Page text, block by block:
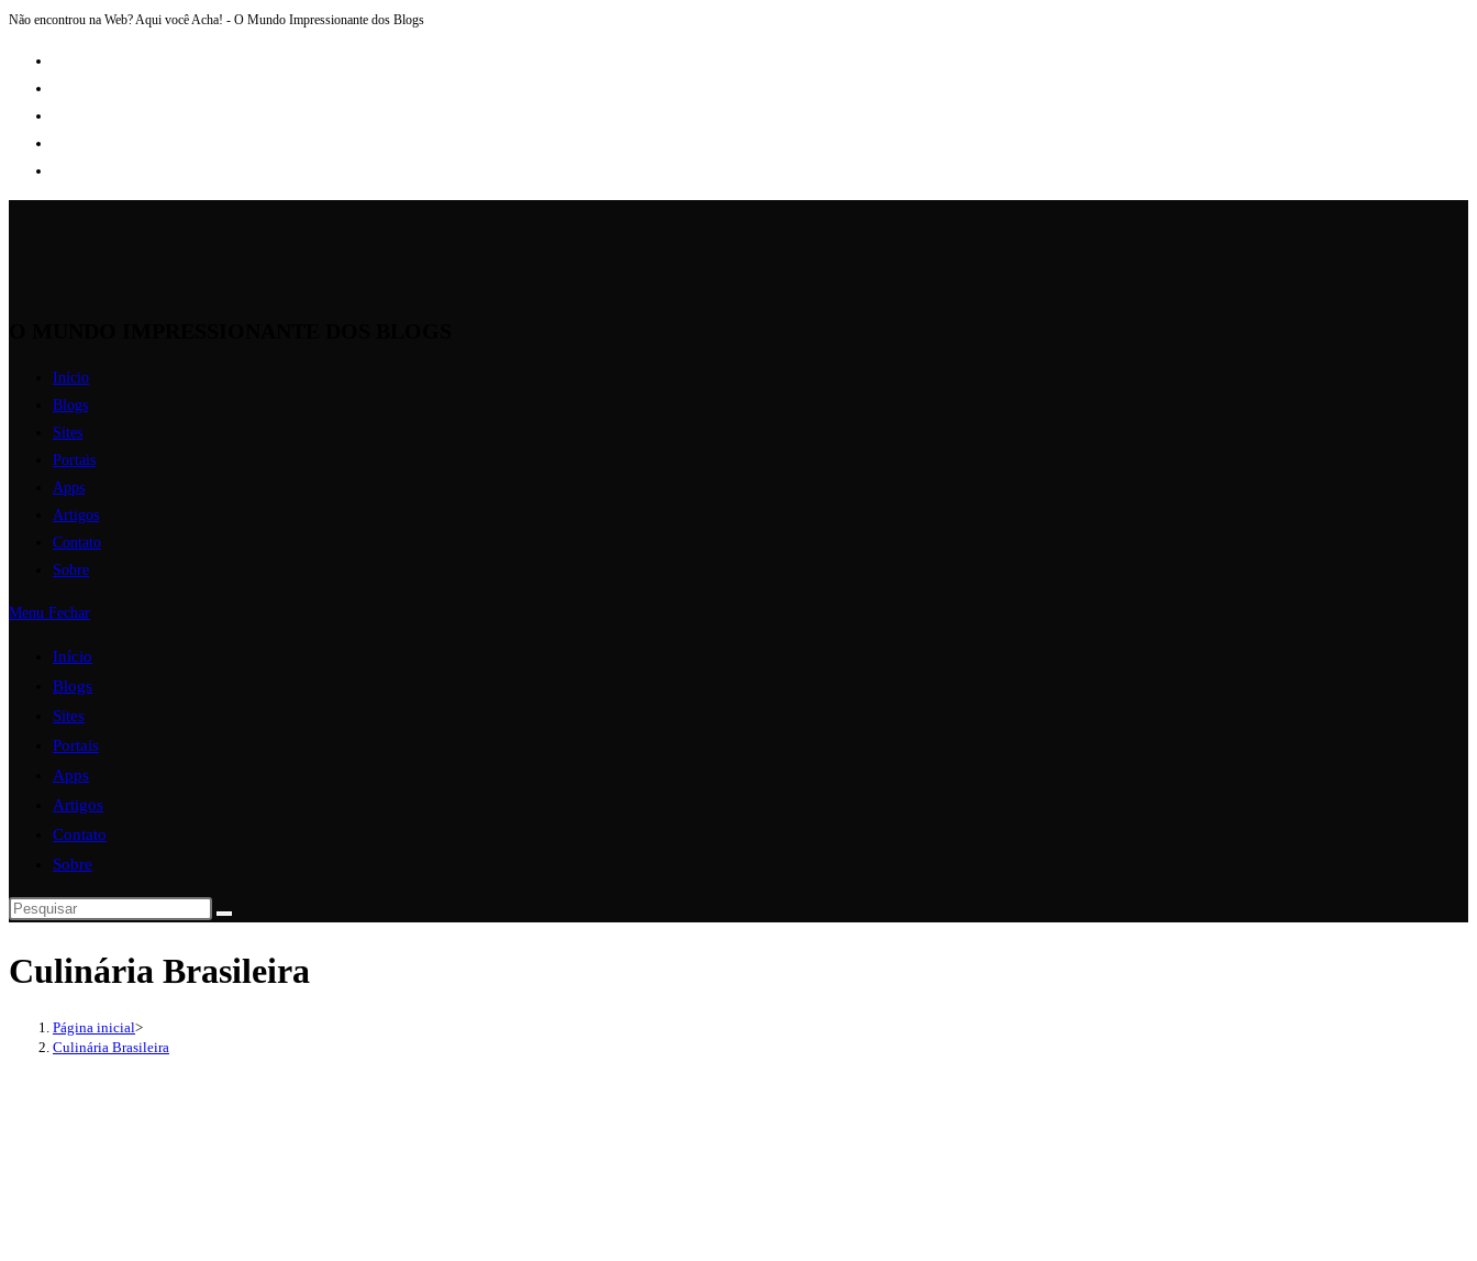
Ir
Não encontrou na Web? Aqui você Acha! - O Mundo Impressionante dos Blogs
Início
Blogs
Sites
Portais
Apps
Artigos
Contato
Sobre
Menu Fechar
Início
Blogs
Sites
Portais
Apps
Artigos
Contato
Sobre
Culinária Brasileira
Página inicial>
Culinária Brasileira